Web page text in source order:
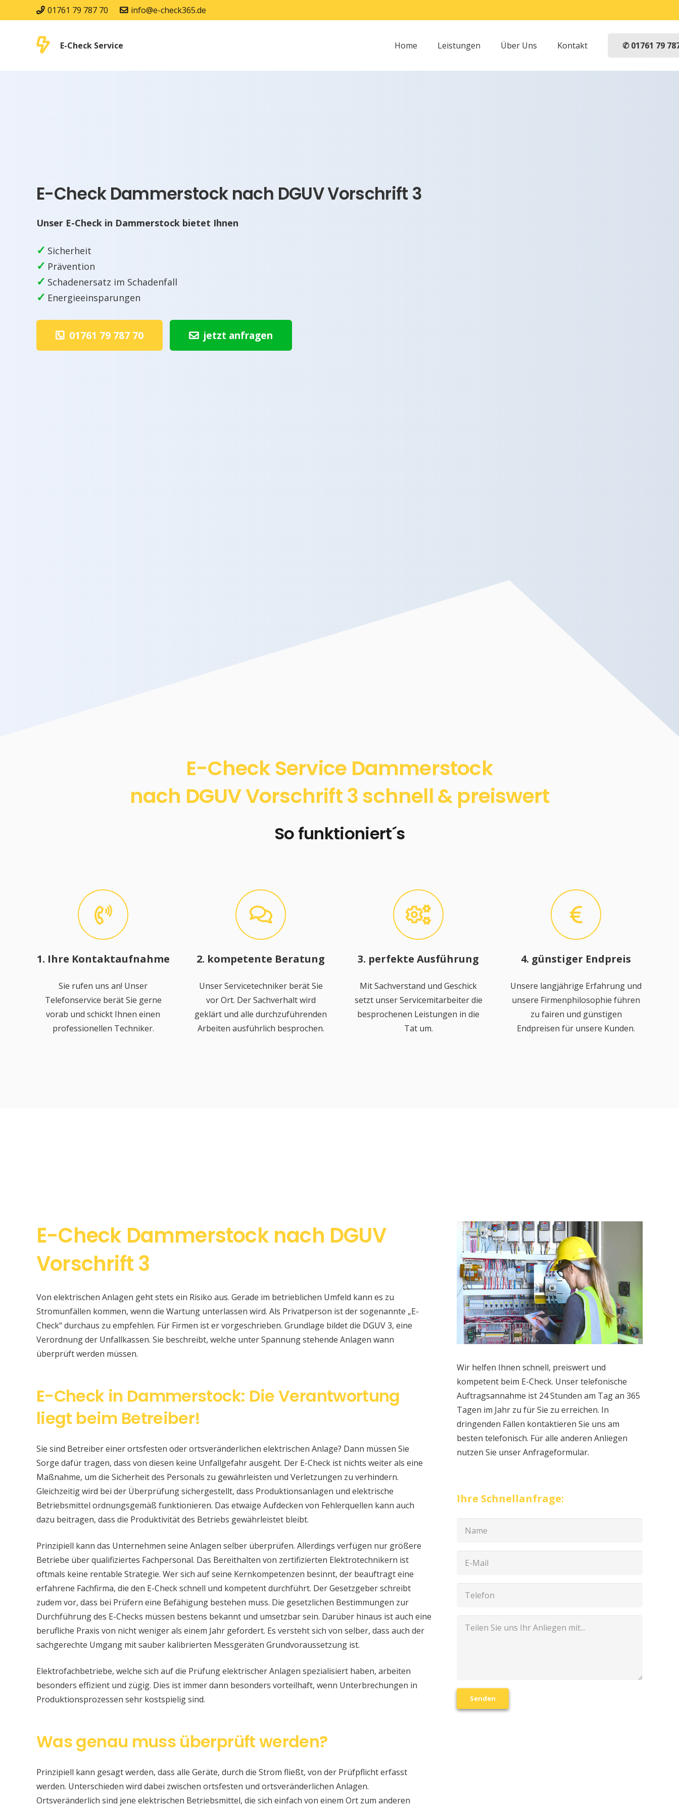
01761 79 787 70 info@e-check365.de
E-Check Service Home Leistungen Über Uns Kontakt ✆ 01761 79
E-Check Dammerstock nach DGUV Vorschrift 3
Unser E-Check in Dammerstock bietet Ihnen
✓ Sicherheit
✓ Prävention
✓ Schadenersatz im Schadenfall
✓ Energieeinsparungen
01761 79 787 70 jetzt anfragen
E-Check Service Dammerstock
nach DGUV Vorschrift 3 schnell & preiswert
So funktioniert´s
1. Ihre Kontaktaufnahme
Sie rufen uns an! Unser
Telefonservice berät Sie gerne
vorab und schickt Ihnen einen
professionellen Techniker.
2. kompetente Beratung
Unser Servicetechniker berät Sie
vor Ort. Der Sachverhalt wird
geklärt und alle durchzuführenden
Arbeiten ausführlich besprochen.
3. perfekte Ausführung
Mit Sachverstand und Geschick
setzt unser Servicemitarbeiter die
besprochenen Leistungen in die
Tat um.
4. günstiger Endpreis
Unsere langjährige Erfahrung und
unsere Firmenphilosophie führen
zu fairen und günstigen
Endpreisen für unsere Kunden.
E-Check Dammerstock nach DGUV
Vorschrift 3
Von elektrischen Anlagen geht stets ein Risiko aus. Gerade im betrieblichen Umfeld kann es zu
Stromunfällen kommen, wenn die Wartung unterlassen wird. Als Privatperson ist der sogenannte „E-
Check“ durchaus zu empfehlen. Für Firmen ist er vorgeschrieben. Grundlage bildet die DGUV 3, eine
Verordnung der Unfallkassen. Sie beschreibt, welche unter Spannung stehende Anlagen wann
überprüft werden müssen.
E-Check in Dammerstock: Die Verantwortung
liegt beim Betreiber!
Sie sind Betreiber einer ortsfesten oder ortsveränderlichen elektrischen Anlage? Dann müssen Sie
Sorge dafür tragen, dass von diesen keine Unfallgefahr ausgeht. Der E-Check ist nichts weiter als eine
Maßnahme, um die Sicherheit des Personals zu gewährleisten und Verletzungen zu verhindern.
Gleichzeitig wird bei der Überprüfung sichergestellt, dass Produktionsanlagen und elektrische
Betriebsmittel ordnungsgemäß funktionieren. Das etwaige Aufdecken von Fehlerquellen kann auch
dazu beitragen, dass die Produktivität des Betriebs gewährleistet bleibt.
Prinzipiell kann das Unternehmen seine Anlagen selber überprüfen. Allerdings verfügen nur größere
Betriebe über qualifiziertes Fachpersonal. Das Bereithalten von zertifizierten Elektrotechnikern ist
oftmals keine rentable Strategie. Wer sich auf seine Kernkompetenzen besinnt, der beauftragt eine
erfahrene Fachfirma, die den E-Check schnell und kompetent durchführt. Der Gesetzgeber schreibt
zudem vor, dass bei Prüfern eine Befähigung bestehen muss. Die gesetzlichen Bestimmungen zur
Durchführung des E-Checks müssen bestens bekannt und umsetzbar sein. Darüber hinaus ist auch eine
berufliche Praxis von nicht weniger als einem Jahr gefordert. Es versteht sich von selber, dass auch der
sachgerechte Umgang mit sauber kalibrierten Messgeräten Grundvoraussetzung ist.
Elektrofachbetriebe, welche sich auf die Prüfung elektrischer Anlagen spezialisiert haben, arbeiten
besonders effizient und zügig. Dies ist immer dann besonders vorteilhaft, wenn Unterbrechungen in
Produktionsprozessen sehr kostspielig sind.
Was genau muss überprüft werden?
Prinzipiell kann gesagt werden, dass alle Geräte, durch die Strom fließt, von der Prüfpflicht erfasst
werden. Unterschieden wird dabei zwischen ortsfesten und ortsveränderlichen Anlagen.
Ortsveränderlich sind jene elektrischen Betriebsmittel, die sich einfach von einem Ort zum anderen
Wir helfen Ihnen schnell, preiswert und
kompetent beim E-Check. Unser telefonische
Auftragsannahme ist 24 Stunden am Tag an 365
Tagen im Jahr zu für Sie zu erreichen. In
dringenden Fällen kontaktieren Sie uns am
besten telefonisch. Für alle anderen Anliegen
nutzen Sie unser Anfrageformular.
Ihre Schnellanfrage:
Senden